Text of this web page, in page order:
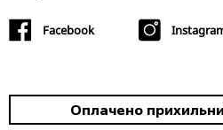
Facebook
Оплачено